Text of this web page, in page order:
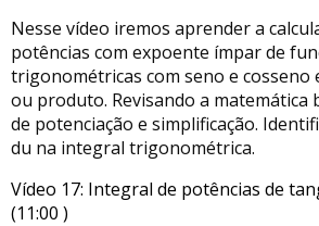
Nesse vídeo iremos aprender a
potências com expoente ímpar de
trigonométricas com seno e cosseno
ou produto. Revisando a matemática
de potenciação e simplificação.
du na integral trigonométrica.
Vídeo 17: Integral de potências de
(11:00 )